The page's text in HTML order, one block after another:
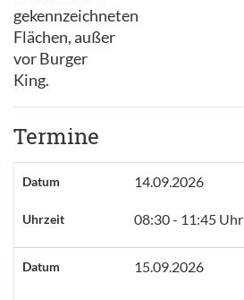
gekennzeichneten
Flächen, außer
vor Burger
King.
Termine
Datum 14.09.2026
Uhrzeit 08:30 - 11:45 Uhr
Datum 15.09.2026